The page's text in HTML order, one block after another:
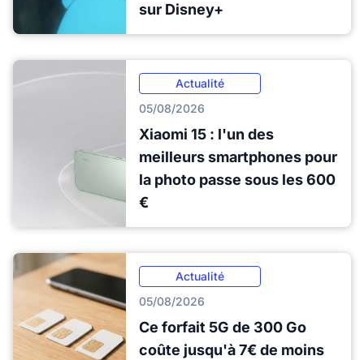
sur Disney+
Actualité
05/08/2026
Xiaomi 15 : l'un des
meilleurs smartphones pour
la photo passe sous les 600
€
Actualité
05/08/2026
Ce forfait 5G de 300 Go
coûte jusqu'à 7€ de moins